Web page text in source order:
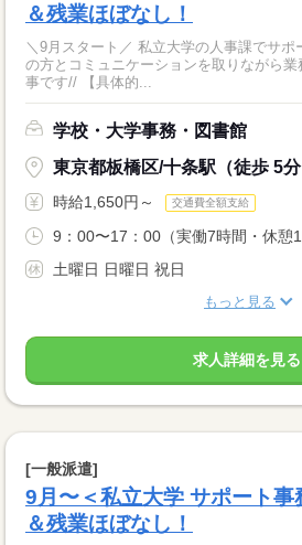
＆残業ほぼなし！
＼9月スタート／ 私立大学の人事課でサポ
の方とコミュニケーションを取りながら
事です// 【具体的...
学校・大学事務・図書館
東京都板橋区/十条駅（徒歩 5分
時給1,650円～ 交通費全額支給
9：00〜17：00（実働7時間・休憩
土曜日 日曜日 祝日
もっと見る
求人詳細を見る
[一般派遣]
9月〜＜私立大学 サポート事
＆残業ほぼなし！